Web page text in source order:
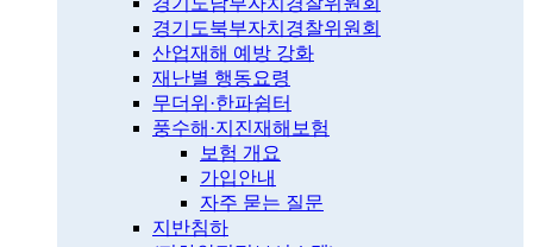
경기도북부자치경찰위원회
산업재해 예방 강화
재난별 행동요령
무더위·한파쉼터
풍수해·지진재해보험
보험 개요
가입안내
자주 묻는 질문
지반침하